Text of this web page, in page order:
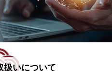
扱いについて